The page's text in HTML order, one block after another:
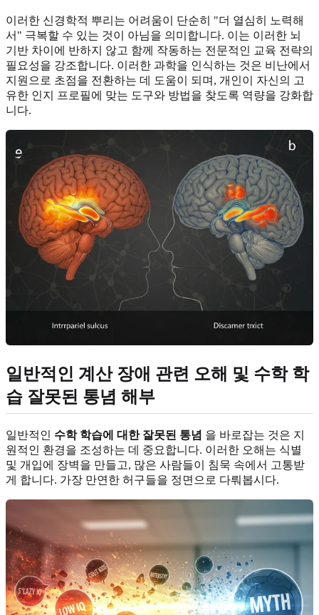
이러한 신경학적 뿌리는 어려움이 단순히 "더 열심히 노력해
서" 극복할 수 있는 것이 아님을 의미합니다. 이는 이러한 뇌
기반 차이에 반하지 않고 함께 작동하는 전문적인 교육 전략의
필요성을 강조합니다. 이러한 과학을 인식하는 것은 비난에서
지원으로 초점을 전환하는 데 도움이 되며, 개인이 자신의 고
유한 인지 프로필에 맞는 도구와 방법을 찾도록 역량을 강화합
니다.
일반적인 계산 장애 관련 오해 및 수학 학
습 잘못된 통념 해부
일반적인 수학 학습에 대한 잘못된 통념 을 바로잡는 것은 지
원적인 환경을 조성하는 데 중요합니다. 이러한 오해는 식별
및 개입에 장벽을 만들고, 많은 사람들이 침묵 속에서 고통받
게 합니다. 가장 만연한 허구들을 정면으로 다뤄봅시다.